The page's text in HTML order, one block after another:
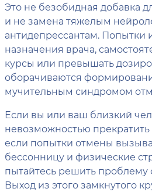
Это не безобидная добавка
и не замена тяжелым
антидепрессантам. Попытки
назначения врача,
курсы или превышать
оборачиваются
мучительным синдромом
Если вы или ваш близкий
невозможностью
если попытки отмены
бессонницу и физические
пытайтесь решить проблему
Выход из этого замкнутого